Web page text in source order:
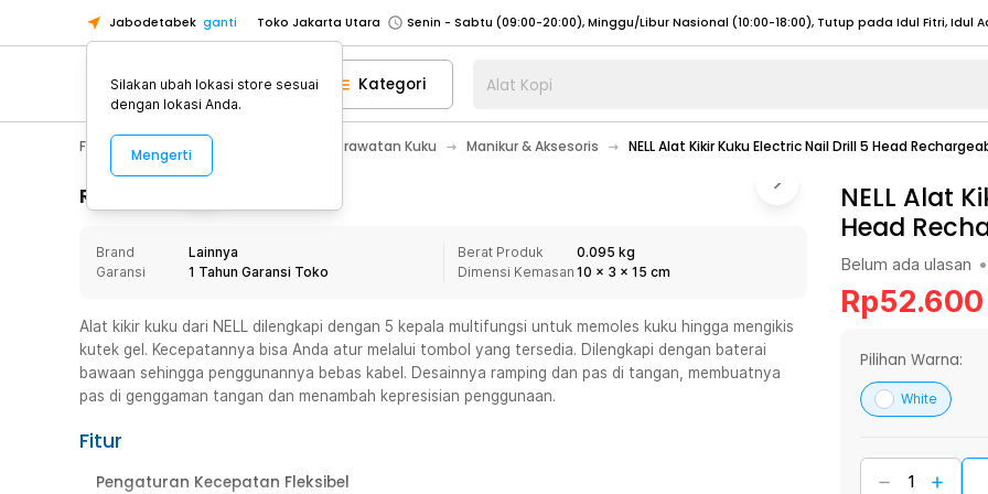
Jabodetabek ganti Toko Jakarta Utara
Toko Tangerang
Toko Cikupa
Pick n Go Jakarta Barat
Senin - Jumat (07:00 - 20:00), Sabtu - Minggu (08:00 - 20:00), Tutup pada Idul Fitri
Pick n Go Bekasi
Senin - Jumat (08:00 - 20:00), Sabtu - Minggu/ Libur Nasional (08:00 - 17:00) Selengkapnya
Senin - Jumat (08:00 - 20:00), Sabtu - Minggu/ Libur Nasional (08:00 - 17:00) Selengkapnya
Senin - Sabtu (09:00-20:00), Minggu/Libur Nasional (12:00-20:00), Tutup pada Idul Fitri
Senin - Sabtu (09:00-20:00), Minggu/Libur Nasional (12:00-20:00), Tutup pada Idul Fitri
Toko Tangerang
Toko Cikupa
Pick n Go Jakarta Barat
Senin - Jumat (07:00 - 20:00), Sabtu - Minggu (08:00 - 20:00), Tutup pada Idul Fitri
Selengkapnya
Kategori Alat Kopi
Fashion, Make Up & Beauty Care Perawatan Kuku Manikur & Aksesoris NELL Alat Kikir Kuku Electric Nail Drill 5 Head
Rincian Produk
Brand
Lainnya
Garansi
1 Tahun Garansi Toko
Berat Produk
0.095 kg
Dimensi Kemasan 10 x 3 x 15 cm
Alat kikir kuku dari NELL dilengkapi dengan 5 kepala multifungsi untuk memoles kuku hingga mengikis
kutek gel. Kecepatannya bisa Anda atur melalui tombol yang tersedia. Dilengkapi dengan baterai
bawaan sehingga penggunannya bebas kabel. Desainnya ramping dan pas di tangan, membuatnya
pas di genggaman tangan dan menambah kepresisian penggunaan.
Fitur
Pengaturan Kecepatan Fleksibel
NELL Alat
Head
Belum ada ulasan •
Rp52.600
Pilihan Warna:
White
Silakan ubah lokasi store sesuai
dengan lokasi Anda.
Mengerti